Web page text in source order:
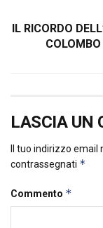
IL RICORDO
LASCIA UN
Il tuo indirizzo
contrassegnati *
Commento *